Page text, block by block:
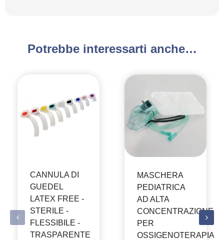
Potrebbe interessarti anche…
CANNULA DI
GUEDEL
LATEX FREE -
STERILE -
FLESSIBILE -
TRASPARENTE
MASCHERA
PEDIATRICA
AD ALTA
CONCENTRAZIONE
PER
OSSIGENOTERAPIA